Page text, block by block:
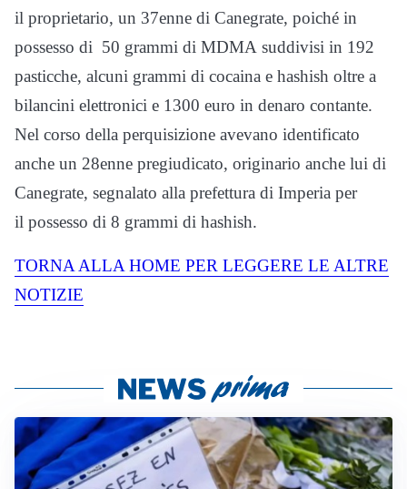
il proprietario, un 37enne di Canegrate, poiché in
possesso di 50 grammi di MDMA suddivisi in 192
pasticche, alcuni grammi di cocaina e hashish oltre a
bilancini elettronici e 1300 euro in denaro contante.
Nel corso della perquisizione avevano identificato
anche un 28enne pregiudicato, originario anche lui di
Canegrate, segnalato alla prefettura di Imperia per
il possesso di 8 grammi di hashish.
TORNA ALLA HOME PER LEGGERE LE ALTRE
NOTIZIE